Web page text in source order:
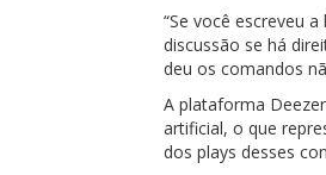
“Se você escreveu
discussão se há
deu os comandos
A plataforma
artificial, o que
dos plays desses